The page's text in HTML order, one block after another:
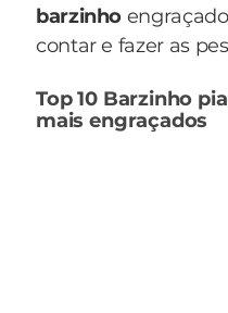
barzinho
contar e fazer as
Top 10 Barzinho
mais engraçados